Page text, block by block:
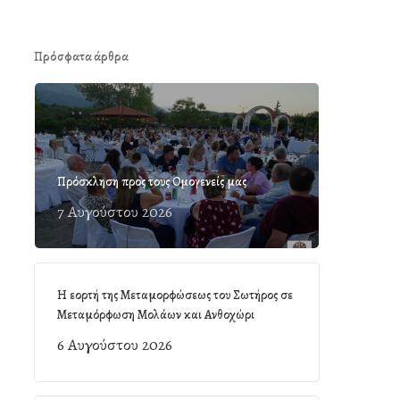
Πρόσφατα άρθρα
Πρόσκληση προς τους Ομογενείς μας
7 Αυγούστου 2026
Η εορτή της Μεταμορφώσεως του Σωτήρος σε
Μεταμόρφωση Μολάων και Ανθοχώρι
6 Αυγούστου 2026